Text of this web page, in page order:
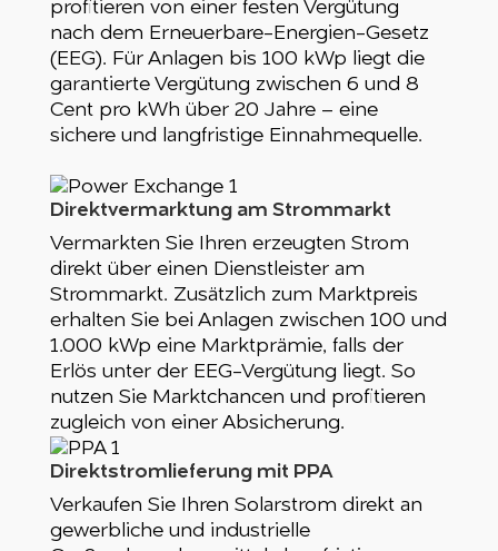
profitieren von einer festen Vergütung
nach dem Erneuerbare-Energien-Gesetz
(EEG). Für Anlagen bis 100 kWp liegt die
garantierte Vergütung zwischen 6 und 8
Cent pro kWh über 20 Jahre – eine
sichere und langfristige Einnahmequelle.
Direktvermarktung am Strommarkt
Vermarkten Sie Ihren erzeugten Strom
direkt über einen Dienstleister am
Strommarkt. Zusätzlich zum Marktpreis
erhalten Sie bei Anlagen zwischen 100 und
1.000 kWp eine Marktprämie, falls der
Erlös unter der EEG-Vergütung liegt. So
nutzen Sie Marktchancen und profitieren
zugleich von einer Absicherung.
Direktstromlieferung mit PPA
Verkaufen Sie Ihren Solarstrom direkt an
gewerbliche und industrielle